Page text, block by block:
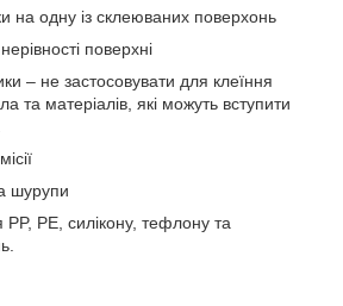
на одну із склеюваних поверхонь
поверхні
– не застосовувати для клеїння
та матеріалів, які можуть вступити
шурупи
PP, PE, силікону, тефлону та